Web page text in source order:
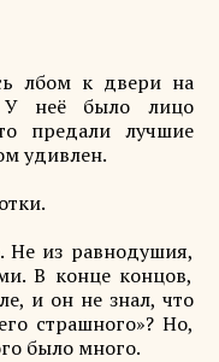
лбом к двери на
У неё было лицо
предали лучшие
удивлен.
Не из равнодушия,
В конце концов,
и он не знал, что
страшного»? Но,
было много.